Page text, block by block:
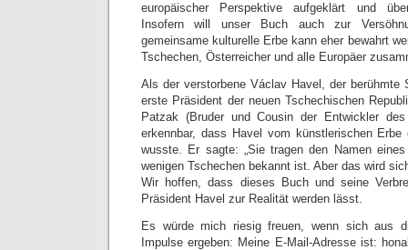
europäischer Perspektive aufgeklärt und
Insofern will unser Buch auch zur
gemeinsame kulturelle Erbe kann eher bewahrt
Tschechen, Österreicher und alle Europäer
Als der verstorbene Václav Havel, der berühmte
erste Präsident der neuen Tschechischen
Patzak (Bruder und Cousin der Entwickler
erkennbar, dass Havel vom künstlerischen
wusste. Er sagte: „Sie tragen den Namen
wenigen Tschechen bekannt ist. Aber das wird
Wir hoffen, dass dieses Buch und seine
Präsident Havel zur Realität werden lässt.
Es würde mich riesig freuen, wenn sich aus
Impulse ergeben: Meine E-Mail-Adresse ist: